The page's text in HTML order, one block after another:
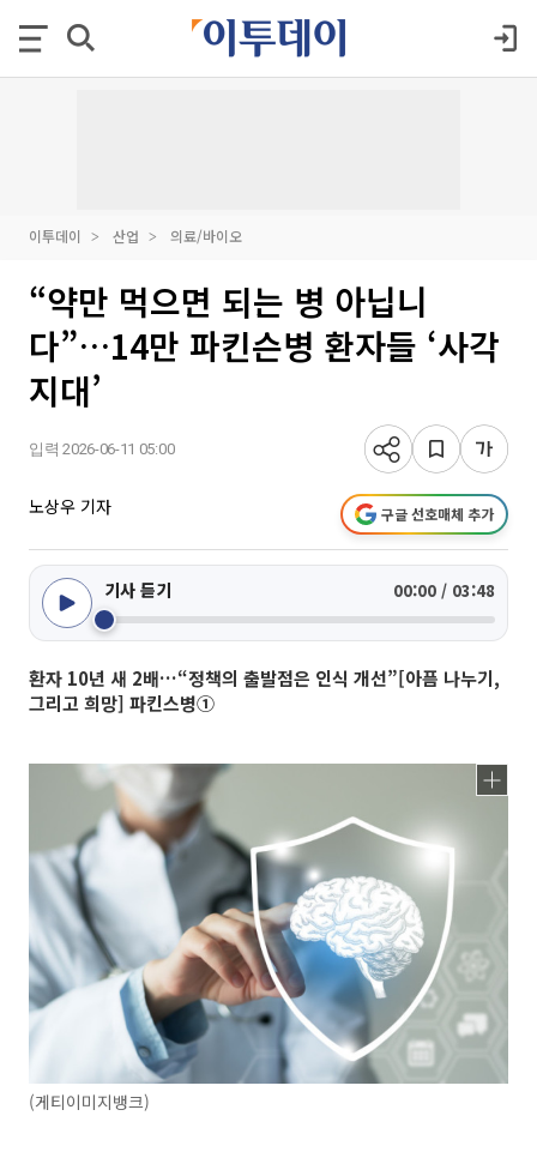
이투데이 산업 의료/바이오
“약만 먹으면 되는 병 아닙니
다”…14만 파킨슨병 환자들 ‘사각
지대’
입력 2026-06-11 05:00
노상우 기자 구글 선호매체 추가
기사 듣기 00:00 / 03:48
환자 10년 새 2배…“정책의 출발점은 인식 개선”[아픔 나누기,
그리고 희망] 파킨스병①
(게티이미지뱅크)